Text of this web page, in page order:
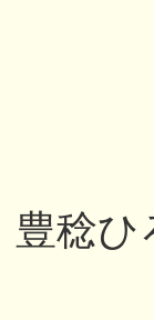
豊稔